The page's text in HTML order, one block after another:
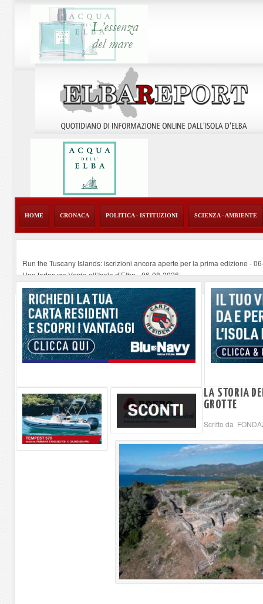
HOME CRONACA POLITICA - ISTITUZIONI SCIENZA - AMBIENTE
Run the Tuscany Islands: iscrizioni ancora aperte per la prima edizione -
Una tartaruga Verde all’Isola d’Elba-06-08-2026
Furgone in fiamme a Capoliveri, illeso il conducente-06-08-2026
Campo: chiusura della biblioteca comunale in occasione del Santo Patrono
A Carpani si apre la Festa di Liberazione: il programma della prima serata-
LA STORIA
GROTTE
Scritto da